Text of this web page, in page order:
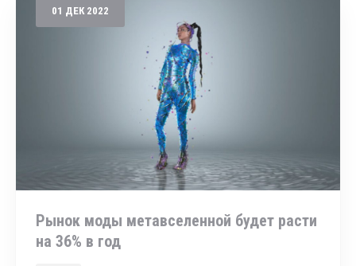
01 ДЕК 2022
Рынок моды метавселенной будет расти
на 36% в год